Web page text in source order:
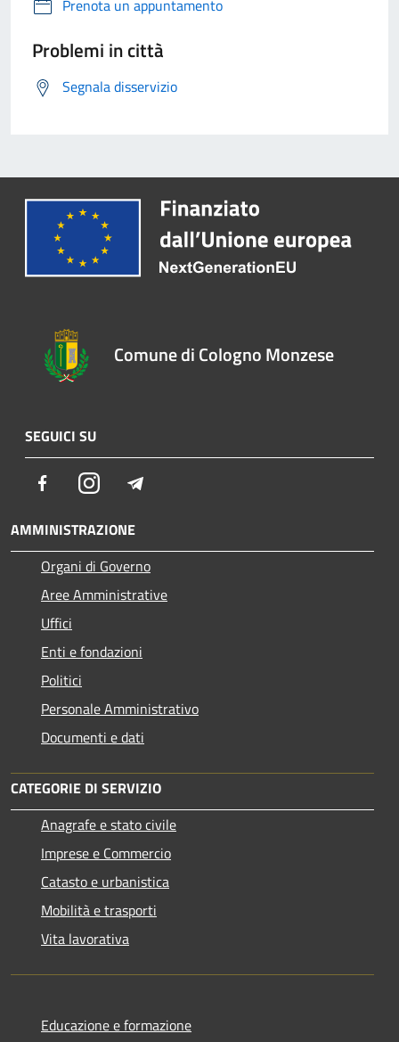
Prenota un appuntamento
Problemi in città
Segnala disservizio
Comune di Cologno Monzese
SEGUICI SU
FacebookInstagram
AMMINISTRAZIONE
Organi di Governo
Aree Amministrative
Uffici
Enti e fondazioni
Politici
Personale Amministrativo
Documenti e dati
CATEGORIE DI SERVIZIO
Anagrafe e stato civile
Imprese e Commercio
Catasto e urbanistica
Mobilità e trasporti
Vita lavorativa
Educazione e formazione